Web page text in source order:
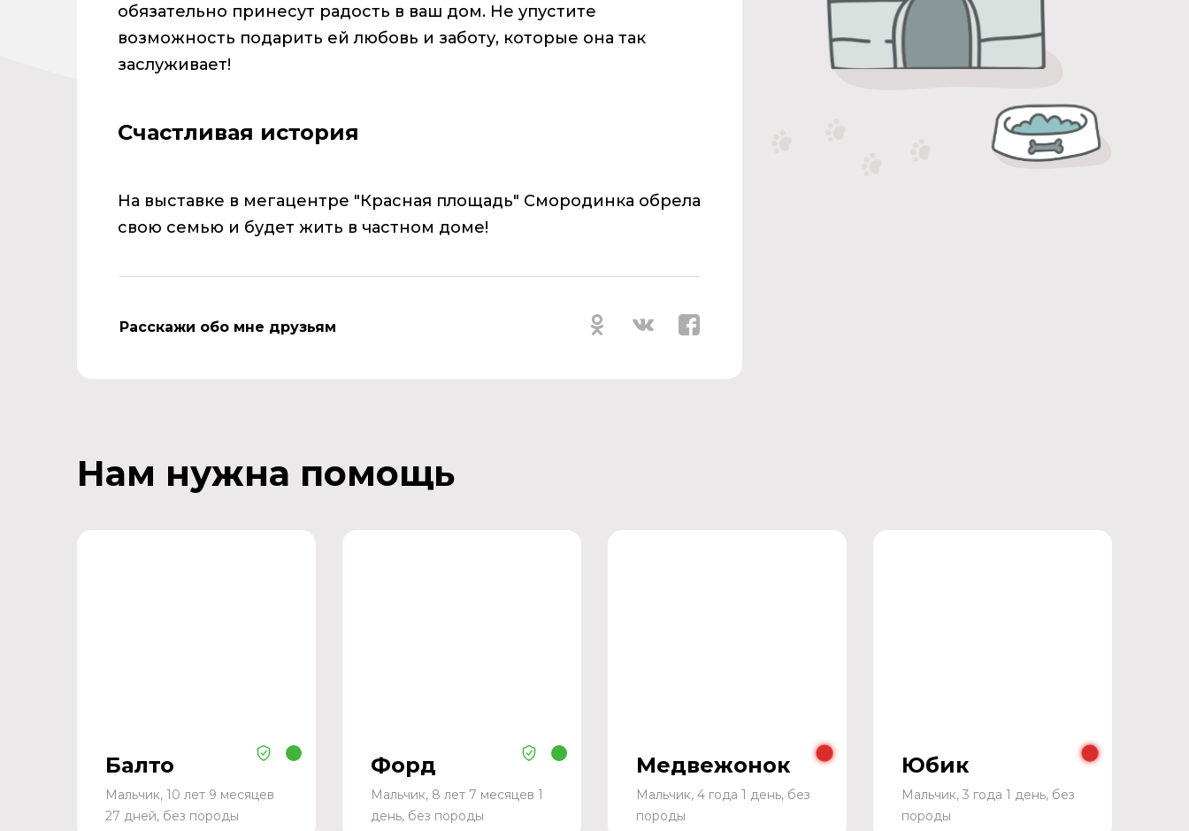
обязательно принесут радость в ваш дом. Не упустите
возможность подарить ей любовь и заботу, которые она так
заслуживает!
Счастливая история
На выставке в мегацентре "Красная площадь" Смородинка обрела
свою семью и будет жить в частном доме!
Расскажи обо мне друзьям
Нам нужна помощь
Балто
Мальчик, 10 лет 9 месяцев
27 дней, без породы
Форд
Мальчик, 8 лет 7 месяцев 1
день, без породы
Медвежонок
Мальчик, 4 года 1 день, без
породы
Юбик
Мальчик, 3 года 1 день, без
породы